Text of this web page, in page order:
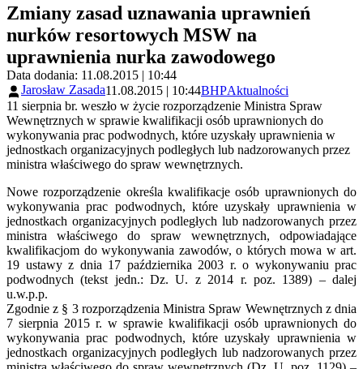
Zmiany zasad uznawania uprawnień
nurków resortowych MSW na
uprawnienia nurka zawodowego
Data dodania: 11.08.2015 | 10:44
Jarosław Zasada11.08.2015 | 10:44BHPAktualności
11 sierpnia br. weszło w życie rozporządzenie Ministra Spraw
Wewnętrznych w sprawie kwalifikacji osób uprawnionych do
wykonywania prac podwodnych, które uzyskały uprawnienia w
jednostkach organizacyjnych podległych lub nadzorowanych przez
ministra właściwego do spraw wewnętrznych.
Nowe rozporządzenie określa kwalifikacje osób uprawnionych do
wykonywania prac podwodnych, które uzyskały uprawnienia w
jednostkach organizacyjnych podległych lub nadzorowanych przez
ministra właściwego do spraw wewnętrznych, odpowiadające
kwalifikacjom do wykonywania zawodów, o których mowa w art.
19 ustawy z dnia 17 października 2003 r. o wykonywaniu prac
podwodnych (tekst jedn.: Dz. U. z 2014 r. poz. 1389) – dalej
u.w.p.p.
Zgodnie z § 3 rozporządzenia Ministra Spraw Wewnętrznych z dnia
7 sierpnia 2015 r. w sprawie kwalifikacji osób uprawnionych do
wykonywania prac podwodnych, które uzyskały uprawnienia w
jednostkach organizacyjnych podległych lub nadzorowanych przez